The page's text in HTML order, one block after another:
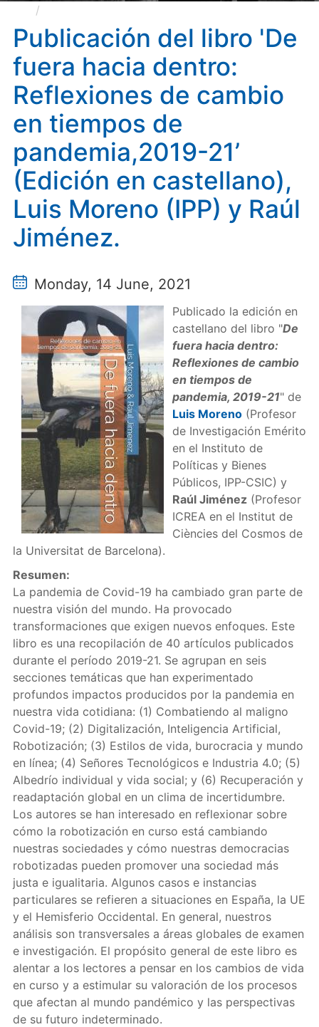
Reflexiones de cambio en tiempos de pandemia,2019-
21’ (Edición en castellano), Luis Moreno (IPP) y Raúl
Jiménez.
Publicación del libro 'De
fuera hacia dentro:
Reflexiones de cambio
en tiempos de
pandemia,2019-21’
(Edición en castellano),
Luis Moreno (IPP) y Raúl
Jiménez.
Monday, 14 June, 2021
Publicado la edición en
castellano del libro "De
fuera hacia dentro:
Reflexiones de cambio
en tiempos de
pandemia, 2019-21" de
Luis Moreno(Profesor
de Investigación Emérito
en el Instituto de
Políticas y Bienes
Públicos, IPP-CSIC) y
Raúl Jiménez(Profesor
ICREA en el Institut de
Ciències del Cosmos de
la Universitat de Barcelona).
Resumen:
La pandemia de Covid-19 ha cambiado gran parte de
nuestra visión del mundo. Ha provocado
transformaciones que exigen nuevos enfoques. Este
libro es una recopilación de 40 artículos publicados
durante el período 2019-21. Se agrupan en seis
secciones temáticas que han experimentado
profundos impactos producidos por la pandemia en
nuestra vida cotidiana: (1) Combatiendo al maligno
Covid-19; (2) Digitalización, Inteligencia Artificial,
Robotización; (3) Estilos de vida, burocracia y mundo
en línea; (4) Señores Tecnológicos e Industria 4.0; (5)
Albedrío individual y vida social; y (6) Recuperación y
readaptación global en un clima de incertidumbre.
Los autores se han interesado en reflexionar sobre
cómo la robotización en curso está cambiando
nuestras sociedades y cómo nuestras democracias
robotizadas pueden promover una sociedad más
justa e igualitaria. Algunos casos e instancias
particulares se refieren a situaciones en España, la UE
y el Hemisferio Occidental. En general, nuestros
análisis son transversales a áreas globales de examen
e investigación. El propósito general de este libro es
alentar a los lectores a pensar en los cambios de vida
en curso y a estimular su valoración de los procesos
que afectan al mundo pandémico y las perspectivas
de su futuro indeterminado.